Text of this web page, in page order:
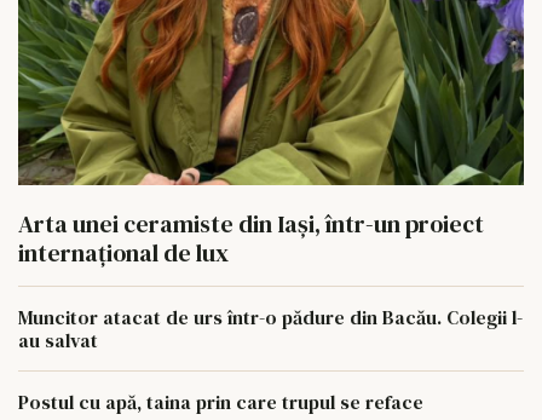
Arta unei ceramiste din Iași, într-un proiect
internațional de lux
Muncitor atacat de urs într-o pădure din Bacău. Colegii l-
au salvat
Postul cu apă, taina prin care trupul se reface